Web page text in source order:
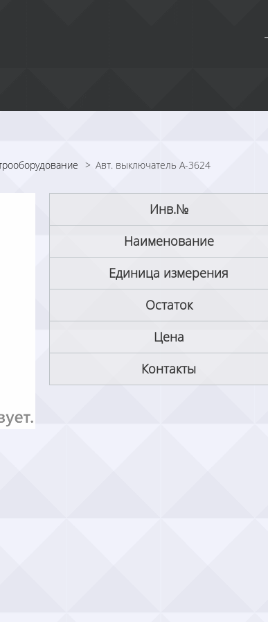
> Авт. выключатель А-3624
Инв.№
Наименование
Единица измерения
Остаток
Цена
Контакты